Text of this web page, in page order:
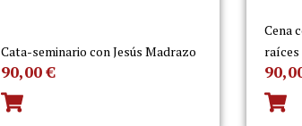
Cata-seminario con Jesús Madrazo
90,00€
Cena
raíces